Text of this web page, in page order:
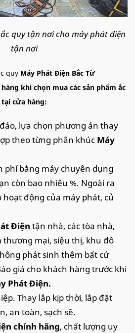
quy tận nơi cho máy phát điện
tận nơi
quy Máy Phát Điện Bắc Từ
khi chọn mua các sản phẩm ắc
cửa hàng:
lựa chọn phương án thay
theo từng phân khúc Máy
phí bằng máy chuyên dụng
còn bao nhiêu %. Ngoài ra
động của máy phát, củ
Điện tận nhà, các tòa nhà,
mại, siệu thị, khu đô
phát sinh thêm bất cứ
giá cho khách hàng trước khi
Phát Điện.
Thay lắp kịp thời, lắp đặt
an toàn, sạch sẽ.
chính hãng, chất lượng uy